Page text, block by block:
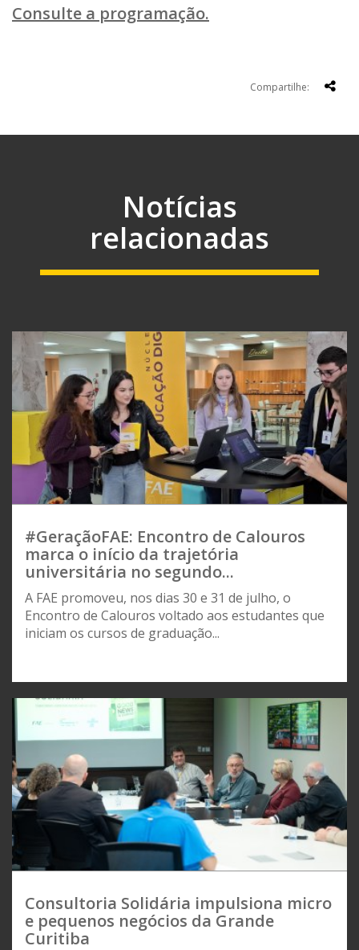
Consulte a programação.
Compartilhe:
Notícias
relacionadas
#GeraçãoFAE: Encontro de Calouros
marca o início da trajetória
universitária no segundo...
A FAE promoveu, nos dias 30 e 31 de julho, o
Encontro de Calouros voltado aos estudantes que
iniciam os cursos de graduação...
Consultoria Solidária impulsiona micro
e pequenos negócios da Grande
Curitiba